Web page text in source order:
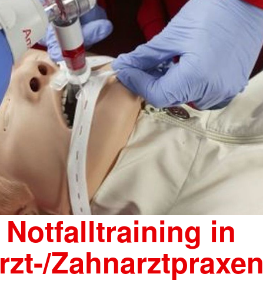
Notfalltraining in
Zahnarztpraxen